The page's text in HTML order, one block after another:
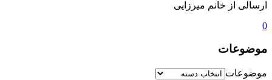
ارسالی از خانم میرزایی
0
موضوعات
موضوعات